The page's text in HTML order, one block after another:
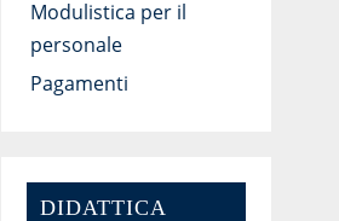
Modulistica per il
personale
Pagamenti
DIDATTICA